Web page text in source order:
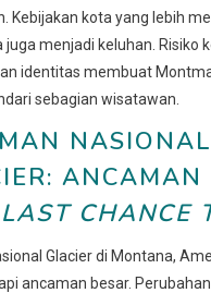
Kebijakan kota yang lebih
juga menjadi keluhan. Risiko
identitas membuat
sebagian wisatawan.
NASIONAL
ANCAMAN
LAST CHANCE
Glacier di Montana,
ancaman besar.